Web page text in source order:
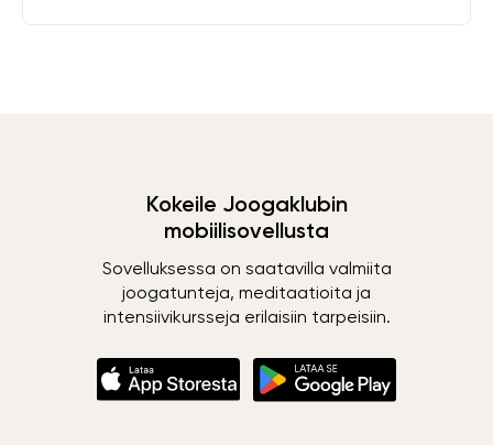
Kokeile Joogaklubin
mobiilisovellusta
Sovelluksessa on saatavilla valmiita
joogatunteja, meditaatioita ja
intensiivikursseja erilaisiin tarpeisiin.